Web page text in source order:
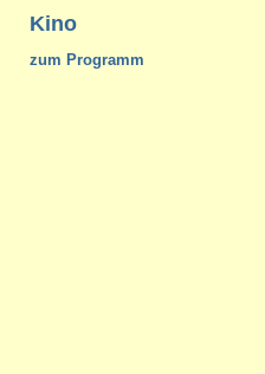
Kino
zum Programm